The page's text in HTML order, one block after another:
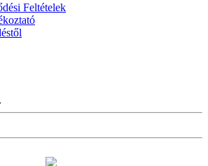
Feltételek